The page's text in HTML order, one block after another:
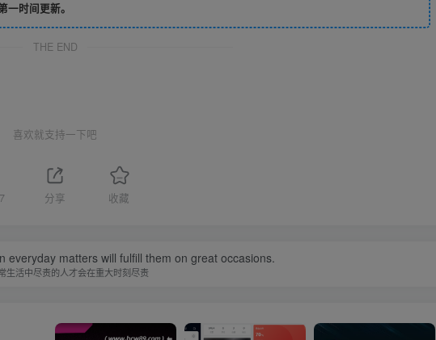
时间更新。
THE END
喜欢就支持一下吧
7 分享 收藏
everyday matters will fulfill them on great occasions.
生活中尽责的人才会在重大时刻尽责